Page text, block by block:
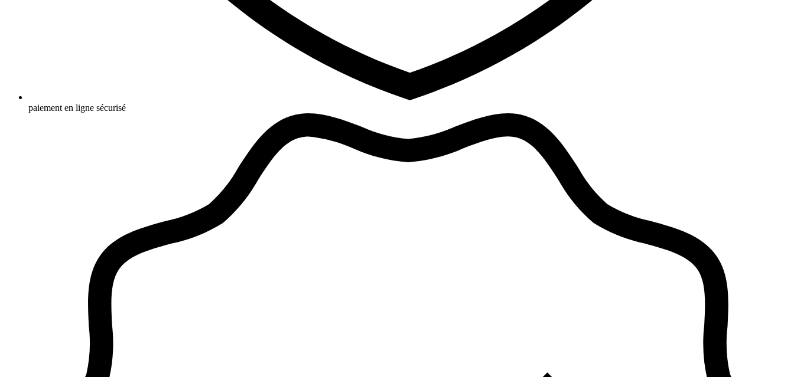
paiement en ligne sécurisé